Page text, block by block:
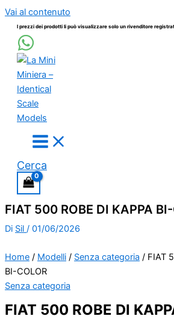
Vai al contenuto
I prezzi dei prodotti li può visualizzare solo un rivenditore
Cerca
FIAT 500 ROBE DI KAPPA
Di Sil / 01/06/2026
Home / Modelli / Senza categoria / FIAT
BI-COLOR
Senza categoria
FIAT 500 ROBE DI